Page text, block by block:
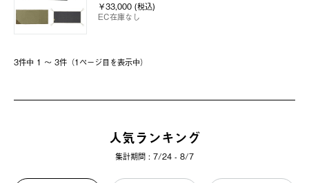
￥33,000 (税込)
EC在庫なし
3件中 1 〜 3件（1ページ⽬を表⽰中）
人気ランキング
集計期間 : 7/24 - 8/7